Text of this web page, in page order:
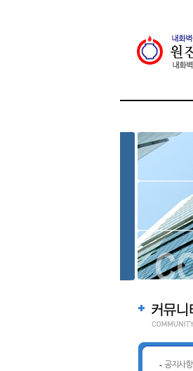
- 공지사항